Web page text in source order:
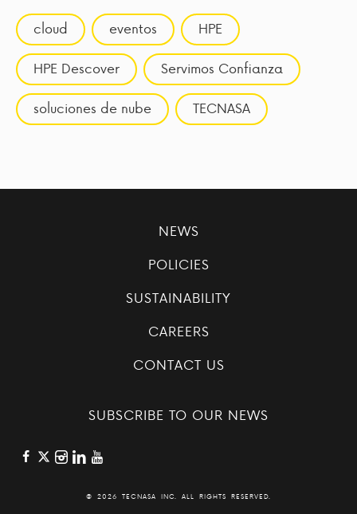
cloud eventos HPE
HPE Descover Servimos Confianza
soluciones de nube TECNASA
NEWS
POLICIES
SUSTAINABILITY
CAREERS
CONTACT US
SUBSCRIBE TO OUR NEWS
© 2026 TECNASA INC. ALL RIGHTS RESERVED.